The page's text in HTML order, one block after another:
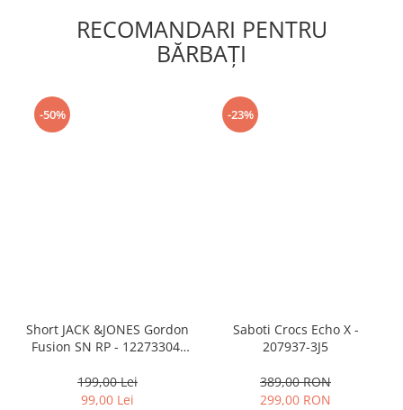
RECOMANDARI PENTRU
BĂRBAŢI
-50%
Short JACK &JONES Gordon
Fusion SN RP - 12273304-
199,00 Lei
99,00 Lei
-23%
Saboti Crocs Echo X -
207937-3J5
389,00 RON
299,00 RON